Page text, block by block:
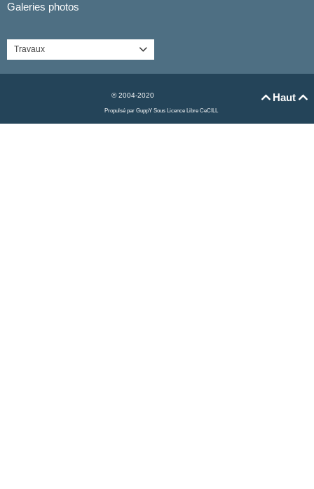
Galeries photos
Travaux 
Haut 
© 2004-2020
Propulsé par GuppY Sous Licence Libre CeCILL